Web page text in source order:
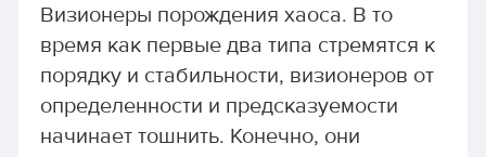
Визионеры порождения хаоса. В то
время как первые два типа стремятся к
порядку и стабильности, визионеров от
определенности и предсказуемости
начинает тошнить. Конечно, они